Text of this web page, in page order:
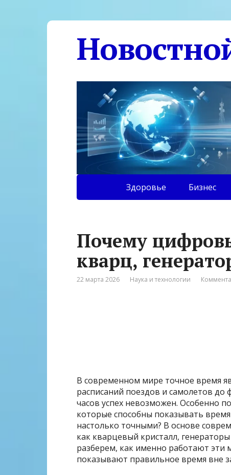
Здоровье Бизнес
Почему
кварц,
22 марта 2026 Наука и технологии
В современном мире точное время
расписаний поездов и самолетов
часов успех невозможен. Особенно
которые способны показывать
настолько точными? В основе
как кварцевый кристалл,
разберем, как именно работают
показывают правильное время вне